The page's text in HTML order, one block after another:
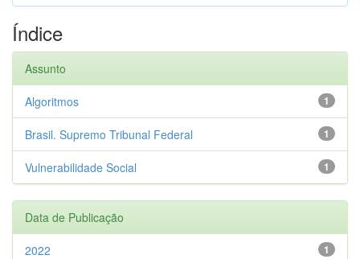
Índice
Assunto
1
Algoritmos
1
Brasil. Supremo Tribunal Federal
1
Vulnerabilidade Social
Data de Publicação
1
2022